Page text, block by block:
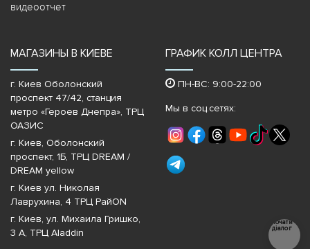
видеоотчет
МАГАЗИНЫ В КИЕВЕ
г. Киев Оболонский
проспект 47/42, станция
метро «Героев Днепра»‎, ТРЦ
ОАЗИС
г. Киев, Оболонский
проспект, 1Б, ТРЦ DREAM /
DREAM yellow
г. Киев ул. Николая
Лаврухина, 4 ТРЦ РайON
г. Киев, ул. Михаила Гришко,
3 А, ТРЦ Aladdin
ГРАФИК КОЛЛ ЦЕНТРА
ПН-ВС: 9:00-22:00
Мы в соц.сетях:
Почати
діалог